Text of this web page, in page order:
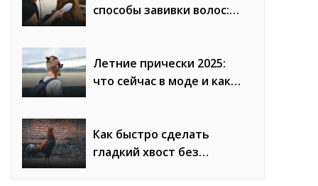
способы завивки волос:
Летние прически 2025:
что сейчас в моде и как
Как быстро сделать
гладкий хвост без